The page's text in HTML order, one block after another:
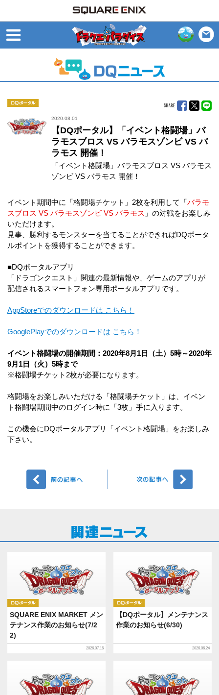
2020.08.01
【DQポータル】「イベント格闘場」バ
ラモスブロス VS バラモスゾンビ VS バ
ラモス 開催！
「イベント格闘場」バラモスブロス VS バラモス
ゾンビ VS バラモス 開催！
イベント期間中に「格闘場チケット」2枚を利用して「バラモ
スブロス VS バラモスゾンビ VS バラモス 」の対戦をお楽しみ
いただけます。
見事、勝利するモンスターを当てることができればDQポータ
ルポイントを獲得することができます。
■DQポータルアプリ
「ドラゴンクエスト」関連の最新情報や、ゲームのアプリが
配信されるスマートフォン専用ポータルアプリです。
AppStoreでのダウンロードは こちら！
GooglePlayでのダウンロードは こちら！
イベント格闘場の開催期間：2020年8月1日（土）5時～2020年
9月1日（火）5時まで
※格闘場チケット2枚が必要になります。
格闘場をお楽しみいただける「格闘場チケット」は、イベン
ト格闘場期間中のログイン時に「3枚」手に入ります。
この機会にDQポータルアプリ「イベント格闘場」をお楽しみ
下さい。
SQUARE ENIX MARKET メン
テナンス作業のお知らせ(7/2
2)
2026.07.16
【DQポータル】メンテナンス
作業のお知らせ(6/30)
2026.06.24